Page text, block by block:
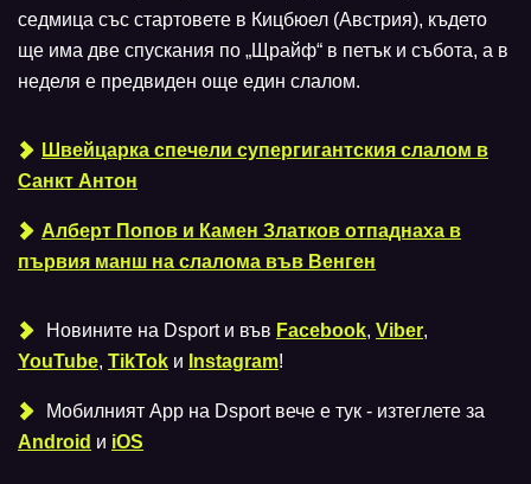
седмица със стартовете в Кицбюел (Австрия), където
ще има две спускания по „Щрайф“ в петък и събота, а в
неделя е предвиден още един слалом.
Швейцарка спечели супергигантския слалом в
Санкт Антон
Алберт Попов и Камен Златков отпаднаха в
първия манш на слалома във Венген
Новините на Dsport и във Facebook, Viber,
YouTube, TikTok и Instagram!
Мобилният Аpp на Dsport вече е тук - изтеглете за
Android и iOS